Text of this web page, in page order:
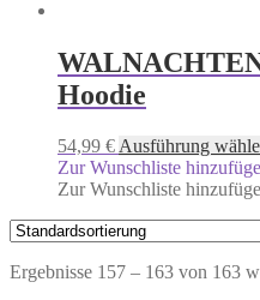
Hoodie
54,99 € Ausführung
Zur Wunschliste
Zur Wunschliste
Ergebnisse 157 – 163 von 163